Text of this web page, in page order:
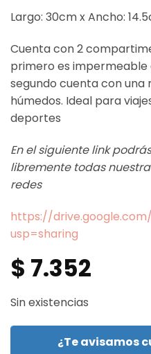
Largo: 30cm x Ancho:
Cuenta con 2
primero es impermeable
segundo cuenta con
húmedos. Ideal para
deportes
En el siguiente link
libremente todas
redes
https://drive.google.com/
usp=sharing
$ 7.352
Sin existencias
¿Te avisamos